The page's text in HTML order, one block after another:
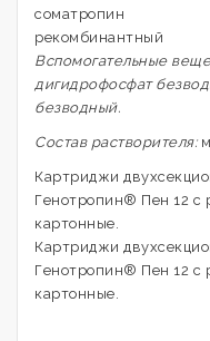
соматропин
рекомбинантный
Вспомогательные
дигидрофосфат
безводный.
Состав растворителя:
Картриджи
Генотропин® Пен 12 с
картонные.
Картриджи
Генотропин® Пен 12 с
картонные.